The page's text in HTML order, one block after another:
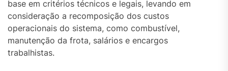
base em critérios técnicos e legais, levando em
consideração a recomposição dos custos
operacionais do sistema, como combustível,
manutenção da frota, salários e encargos
trabalhistas.